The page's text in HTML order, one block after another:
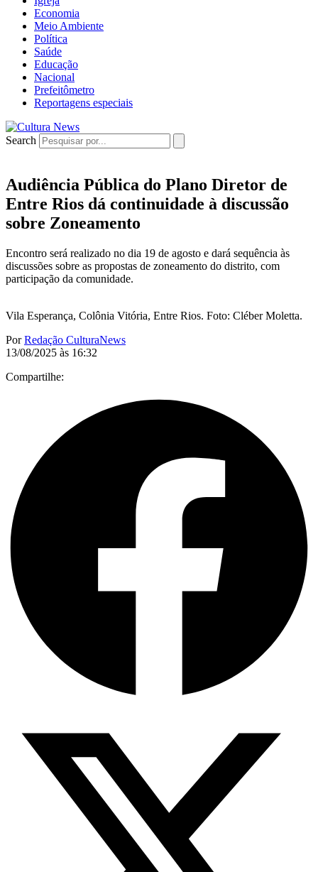
Economia
Meio Ambiente
Política
Saúde
Educação
Nacional
Prefeitômetro
Reportagens especiais
Search
Audiência Pública do Plano Diretor de
Entre Rios dá continuidade à discussão
sobre Zoneamento
Encontro será realizado no dia 19 de agosto e dará sequência às
discussões sobre as propostas de zoneamento do distrito, com
participação da comunidade.
Vila Esperança, Colônia Vitória, Entre Rios. Foto: Cléber Moletta.
PorRedação CulturaNews
13/08/2025 às 16:32
Compartilhe: